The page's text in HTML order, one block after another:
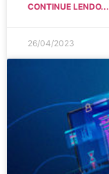
CONTINUE LENDO...
26/04/2023